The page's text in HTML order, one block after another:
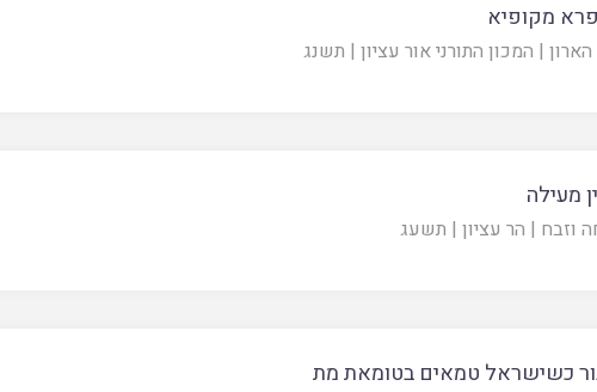
מקופיא
| המכון התורני אור עציון | תשנג
מעילה
וזבח | הר עציון | תשעג
כשישראל טמאים בטומאת מת